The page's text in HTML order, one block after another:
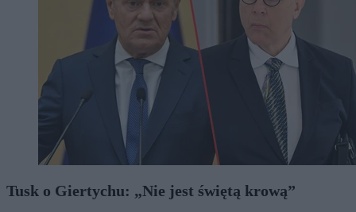
Tusk o Giertychu: „Nie jest świętą krową”